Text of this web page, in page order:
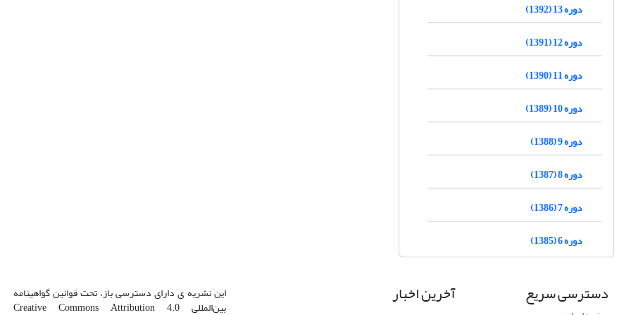
دوره 13 (1392)
دوره 12 (1391)
دوره 11 (1390)
دوره 10 (1389)
دوره 9 (1388)
دوره 8 (1387)
دوره 7 (1386)
دوره 6 (1385)
دسترسی سریع آخرین اخبار این نشریه ی دارای دسترسی باز، تحت قوانین گواهینامه
بین‌المللی Creative Commons Attribution 4.0